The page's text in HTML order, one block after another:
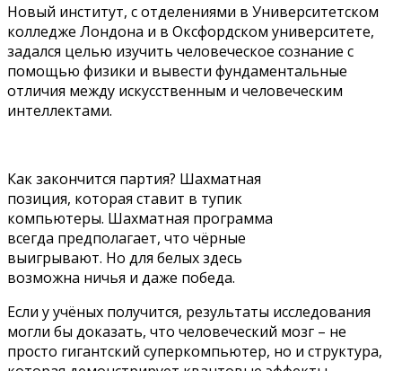
Новый институт, с отделениями в Университетском
колледже Лондона и в Оксфордском университете,
задался целью изучить человеческое сознание с
помощью физики и вывести фундаментальные
отличия между искусственным и человеческим
интеллектами.
Как закончится партия? Шахматная
позиция, которая ставит в тупик
компьютеры. Шахматная программа
всегда предполагает, что чёрные
выигрывают. Но для белых здесь
возможна ничья и даже победа.
Если у учёных получится, результаты исследования
могли бы доказать, что человеческий мозг – не
просто гигантский суперкомпьютер, но и структура,